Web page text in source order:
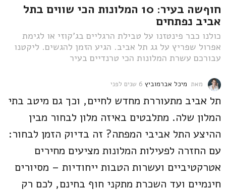
חוףשה בעיר: 10 המלונות הכי שווים בתל
אביב נפתחים
כולנו כבר פינטזנו על טבילת הרגליים בג'קוזי או לגימת
אפרול שפריץ על גג תל אביב. הגיע הזמן להגשים. ליקטנו
עבורכם עשרת המלונות הכי טרנדיים בעיר
מאת מיכל אברמוביץ 6 שנים לפני
נ
ם
ל
נ
תל אביב מתעוררת מחדש לחיים, וכך גם מיטב בתי
המלון שלה. מתלבטים באיזה מלון לבחור מבין
ההיצע התל אביבי המפתה? זה בדיוק הזמן לבחור:
עם החזרה לפעילות המלונות מציעים מחירים
אטרקטיביים ועשרות הטבות ייחודיות – מסיורים
חינמיים ועד השכרת מתקני חוף בחינם, לכם רק